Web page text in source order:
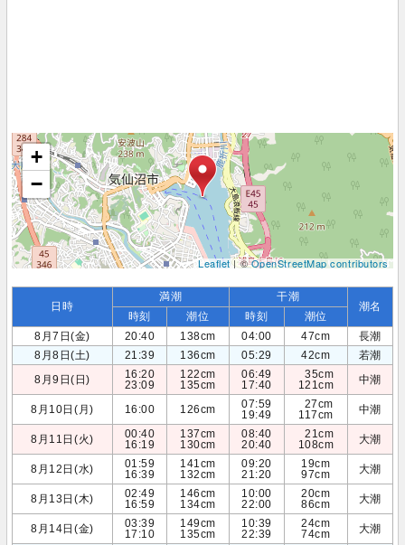
+
−
Leaflet| ©OpenStreetMap contributors
日時
満潮 干潮
潮名
時刻 潮位 時刻
潮位
8月7日(金)
20:40 138cm 04:00 47cm
長潮
8月8日(土)
21:39 136cm 05:29 42cm
若潮
8月9日(日)
16:20
23:09
122cm
135cm
06:49
17:40
35cm
121cm
中潮
8月10日(月) 16:00 126cm
07:59
19:49
27cm
117cm
中潮
8月11日(火)
00:40
16:19
137cm
130cm
08:40
20:40
21cm
108cm
大潮
8月12日(水)
01:59
16:39
141cm
132cm
09:20
21:20
19cm
97cm
大潮
8月13日(木)
02:49
16:59
146cm
134cm
10:00
22:00
20cm
86cm
大潮
8月14日(金)
03:39
17:10
149cm
135cm
10:39
22:39
24cm
74cm
大潮